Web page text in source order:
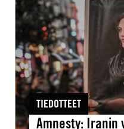
Iranin
viranomaiset
käyttivät
seksuaaliväkivaltaa
naisten
oikeuksia
puolustaneiden
mielenosoitusten
TIEDOTTEET
Amnesty: Iranin